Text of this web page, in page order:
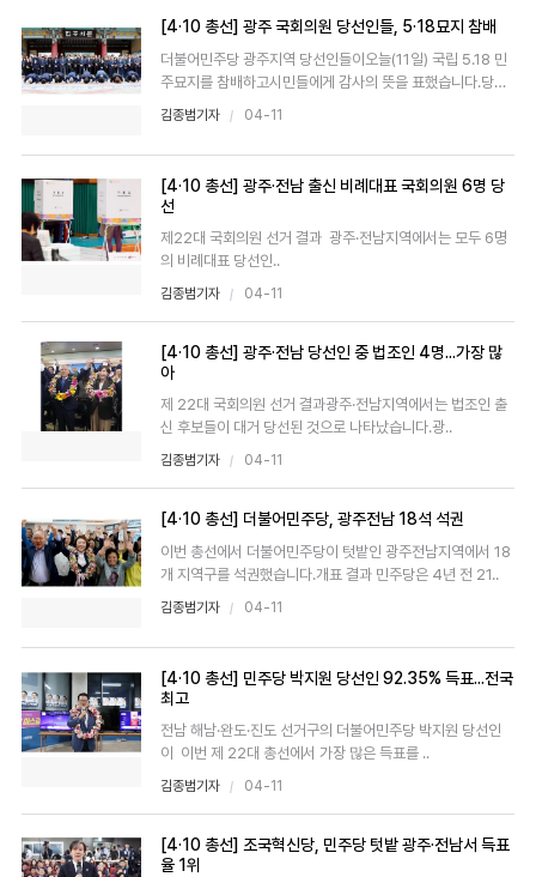
[4·10 총선] 광주 국회의원 당선인들, 5·18묘지 참배
더불어민주당 광주지역 당선인들이오늘(11일) 국립 5.18 민
주묘지를 참배하고시민들에게 감사의 뜻을 표했습니다.당선
인들은 ..
김종범기자 04-11
[4·10 총선] 광주·전남 출신 비례대표 국회의원 6명 당
선
제22대 국회의원 선거 결과 광주·전남지역에서는 모두 6명
의 비례대표 당선인..
김종범기자 04-11
[4·10 총선] 광주·전남 당선인 중 법조인 4명...가장 많
아
제 22대 국회의원 선거 결과광주·전남지역에서는 법조인 출
신 후보들이 대거 당선된 것으로 나타났습니다.광..
김종범기자 04-11
[4·10 총선] 더불어민주당, 광주전남 18석 석권
이번 총선에서 더불어민주당이 텃밭인 광주전남지역에서 18
개 지역구를 석권했습니다.개표 결과 민주당은 4년 전 21..
김종범기자 04-11
[4·10 총선] 민주당 박지원 당선인 92.35% 득표...전국
최고
전남 해남·완도·진도 선거구의 더불어민주당 박지원 당선인
이 이번 제 22대 총선에서 가장 많은 득표를 ..
김종범기자 04-11
[4·10 총선] 조국혁신당, 민주당 텃밭 광주·전남서 득표
율 1위